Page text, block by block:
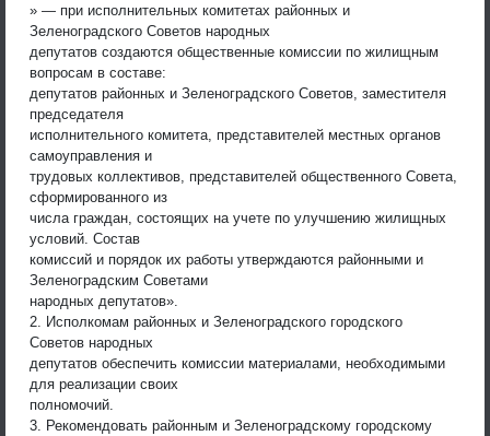
» — при исполнительных комитетах районных и
Зеленоградского Советов народных
депутатов создаются общественные комиссии по жилищным
вопросам в составе:
депутатов районных и Зеленоградского Советов, заместителя
председателя
исполнительного комитета, представителей местных органов
самоуправления и
трудовых коллективов, представителей общественного Совета,
сформированного из
числа граждан, состоящих на учете по улучшению жилищных
условий. Состав
комиссий и порядок их работы утверждаются районными и
Зеленоградским Советами
народных депутатов».
2. Исполкомам районных и Зеленоградского городского
Советов народных
депутатов обеспечить комиссии материалами, необходимыми
для реализации своих
полномочий.
3. Рекомендовать районным и Зеленоградскому городскому